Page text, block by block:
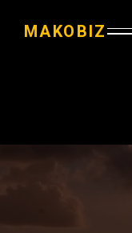
MAKOBIZ